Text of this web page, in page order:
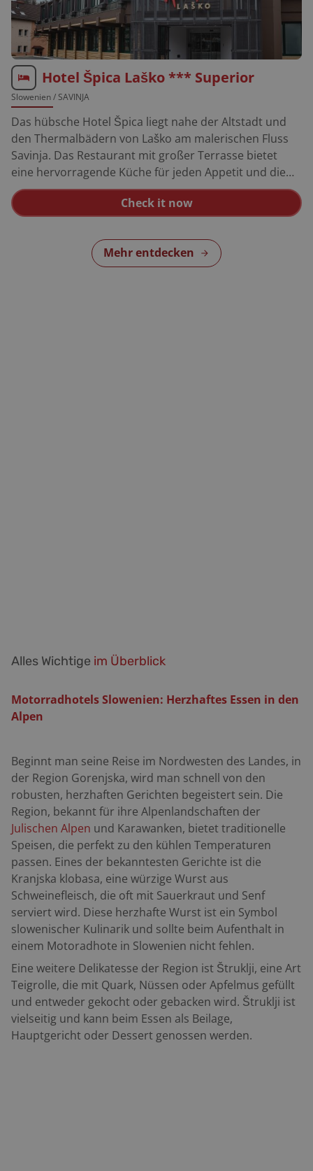
Hotel Špica Laško *** Superior
Slowenien/ SAVINJA
Das hübsche Hotel Špica liegt nahe der Altstadt und
den Thermalbädern von Laško am malerischen Fluss
Savinja. Das Restaurant mit großer Terrasse bietet
eine hervorragende Küche für jeden Appetit und die
beste Pizza im Ort. Eine gemütliche Bar gibt es auch.
Motorradfahrer sind hier bestens aufgehoben und
können die Slowenische Steiermark vom Hotel Špica
aus erobern. Die persönliche Betreuung der Gäste und
der Service sind genial.
Check it now
Mehr entdecken
Alles Wichtige im Überblick
Motorradhotels Slowenien: Herzhaftes Essen in den
Alpen
Beginnt man seine Reise im Nordwesten des Landes, in
der Region Gorenjska, wird man schnell von den
robusten, herzhaften Gerichten begeistert sein. Die
Region, bekannt für ihre Alpenlandschaften der
Julischen Alpen und Karawanken, bietet traditionelle
Speisen, die perfekt zu den kühlen Temperaturen
passen. Eines der bekanntesten Gerichte ist die
Kranjska klobasa, eine würzige Wurst aus
Schweinefleisch, die oft mit Sauerkraut und Senf
serviert wird. Diese herzhafte Wurst ist ein Symbol
slowenischer Kulinarik und sollte beim Aufenthalt in
einem Motoradhote in Slowenien nicht fehlen.
Eine weitere Delikatesse der Region ist Štruklji, eine Art
Teigrolle, die mit Quark, Nüssen oder Apfelmus gefüllt
und entweder gekocht oder gebacken wird. Štruklji ist
vielseitig und kann beim Essen als Beilage,
Hauptgericht oder Dessert genossen werden.